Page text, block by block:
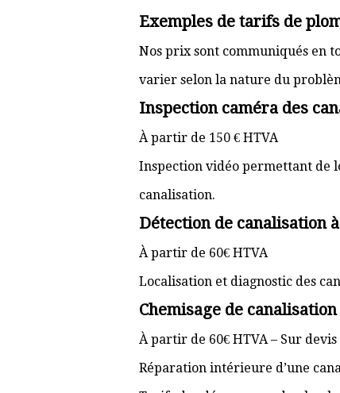
Exemples de tarifs de
Nos prix sont communiqués en
varier selon la nature du
Inspection caméra des
À partir de 150 € HTVA
Inspection vidéo permettant de
canalisation.
Détection de canalisation
À partir de 60€ HTVA
Localisation et diagnostic des
Chemisage de
À partir de 60€ HTVA – Sur devis
Réparation intérieure d’une